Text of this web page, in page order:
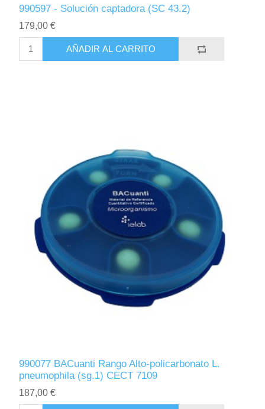
990597 - Solución captadora (SC 43.2)
179,00 €
AÑADIR AL CARRITO
990077 BACuanti Rango Alto-policarbonato L.
pneumophila (sg.1) CECT 7109
187,00 €